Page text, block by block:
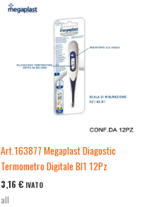
Art.163877 Megaplast Diagostic
Termometro Digitale Bl1 12Pz
3,16 € IVATO
all